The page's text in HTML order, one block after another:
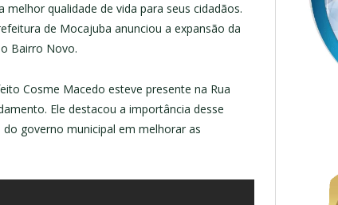
qualidade de vida para seus cidadãos.
de Mocajuba anunciou a expansão da
Bairro Novo.
Cosme Macedo esteve presente na Rua
Ele destacou a importância desse
governo municipal em melhorar as